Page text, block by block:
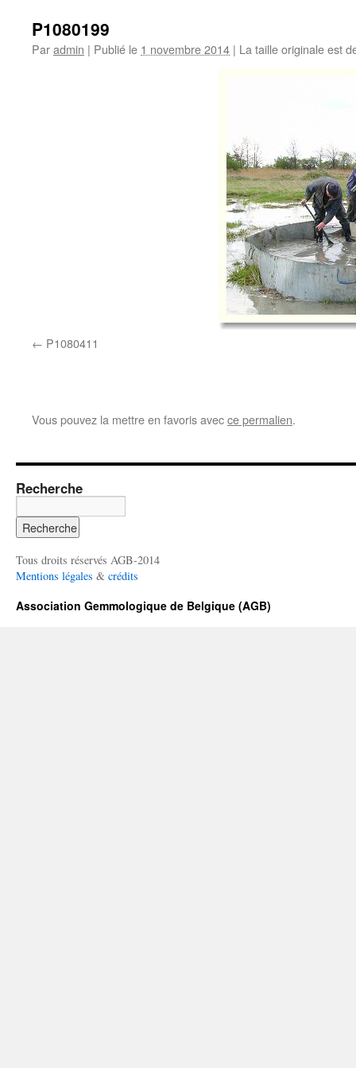
P1080199
Paradmin | Publié le 1 novembre 2014 | La taille originale est
P1080411
Vous pouvez la mettre en favoris avecce permalien.
Recherche
Tous droits réservés AGB-2014
Mentions légales & crédits
Association Gemmologique de Belgique (AGB)